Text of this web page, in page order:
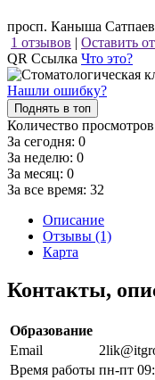
просп. Каныша
1 отзывов | Оставить
QR Ссылка Что это?
Нашли ошибку?
Поднять в топ
Количество
За сегодня: 0
За неделю: 0
За месяц: 0
За все время: 32
Описание
Отзывы (1)
Карта
Контакты,
Образование
Email
Время работы пн-пт